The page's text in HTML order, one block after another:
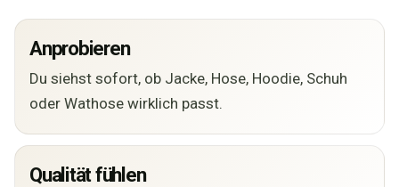
Anprobieren
Du siehst sofort, ob Jacke, Hose, Hoodie, Schuh
oder Wathose wirklich passt.
Qualität fühlen